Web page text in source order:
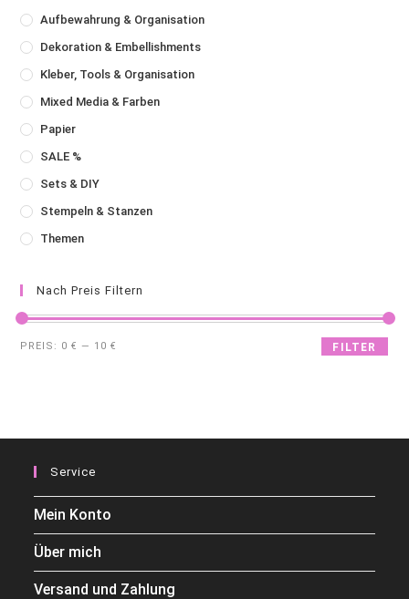
Aufbewahrung & Organisation
Dekoration & Embellishments
Kleber, Tools & Organisation
Mixed Media & Farben
Papier
SALE %
Sets & DIY
Stempeln & Stanzen
Themen
Nach Preis Filtern
FILTER
PREIS: 0 € — 10 €
Service
Mein Konto
Über mich
Versand und Zahlung